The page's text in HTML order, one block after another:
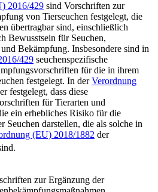
2016/429 sind Vorschriften zur
von Tierseuchen festgelegt, die
übertragbar sind, einschließlich
Bewusstsein für Seuchen,
Bekämpfung. Insbesondere sind in
429 seuchenspezifische
für die in ihrem
festgelegt. In derVerordnung
festgelegt, dass diese
für Tierarten und
ein erhebliches Risiko für die
Seuchen darstellen, die als solche in
(EU) 2018/1882 der
zur Ergänzung der